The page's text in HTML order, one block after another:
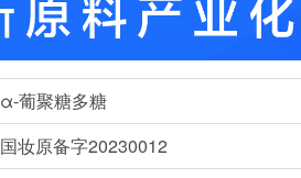
α-葡聚糖多糖
国妆原备字20230012